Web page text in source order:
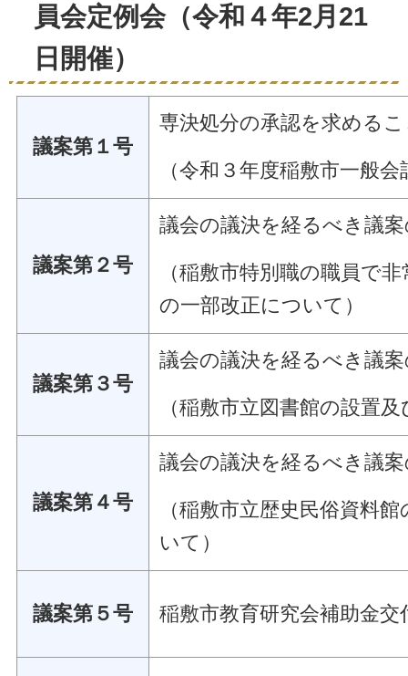
員会定例会（令和４年2月21
日開催）
議案第１号
専決処分の承認を求める
（令和３年度稲敷市一般
議案第２号
議会の議決を経るべき議
（稲敷市特別職の職員で
の一部改正について）
議案第３号
議会の議決を経るべき議
（稲敷市立図書館の設置
議案第４号
議会の議決を経るべき議
（稲敷市立歴史民俗資料
いて）
議案第５号 稲敷市教育研究会補助金